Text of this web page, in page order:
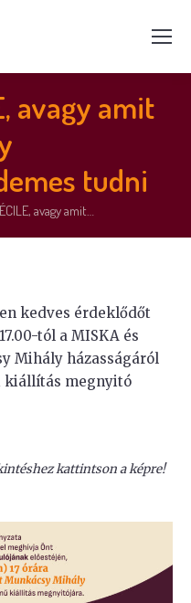
avagy amit
tudni
avagy amit…
kedves érdeklődőt
tól a MISKA és
Mihály házasságáról
kiállítás megnyitó
kattintson a képre!